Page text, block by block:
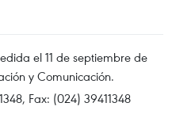
el 11 de septiembre de
y Comunicación.
Fax: (024) 39411348